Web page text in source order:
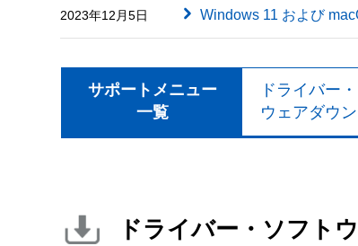
2023年12月5日 Windows 11 および
サポートメニュー
一覧
ドライバー
ウェアダウ
ドライバー・ソフト